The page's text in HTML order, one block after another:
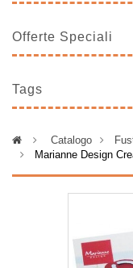
Offerte Speciali
Tags
> Catalogo >
>
Marianne Design